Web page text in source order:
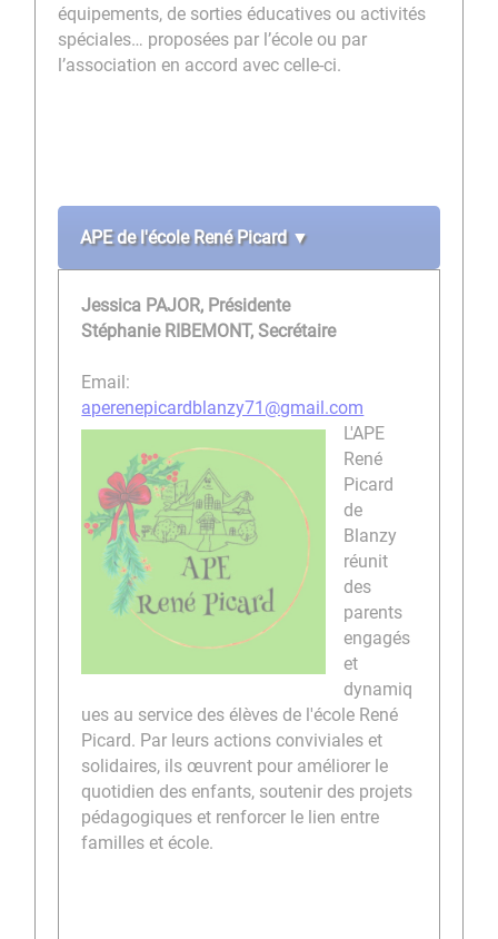
équipements, de sorties éducatives ou activités
spéciales… proposées par l’école ou par
l’association en accord avec celle-ci.
APE de l'école René Picard ▼
Jessica PAJOR, Présidente
Stéphanie RIBEMONT, Secrétaire
Email:
aperenepicardblanzy71@gmail.com
L'APE
René
Picard
de
Blanzy
réunit
des
parents
engagés
et
dynamiq
ues au service des élèves de l'école René
Picard. Par leurs actions conviviales et
solidaires, ils œuvrent pour améliorer le
quotidien des enfants, soutenir des projets
pédagogiques et renforcer le lien entre
familles et école.